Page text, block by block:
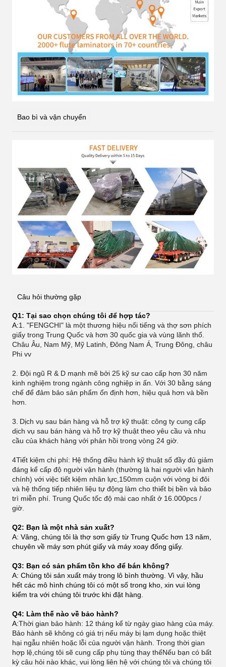
Bao bì và vận chuyển
Câu hỏi thường gặp
Q1: Tại sao chọn chúng tôi để hợp tác?
A:1. "FENGCHI" là một thương hiệu nổi tiếng và thợ sơn phích
giấy trong Trung Quốc và hơn 30 quốc gia và vùng lãnh thổ.
Châu Âu, Nam Mỹ, Mỹ Latinh, Đông Nam Á, Trung Đông, châu
Phi vv
2. Đội ngũ R & D mạnh mẽ bởi 25 kỹ sư cao cấp hơn 30 năm
kinh nghiệm trong ngành công nghiệp in ấn. Với 30 bằng sáng
chế để đảm bảo sản phẩm ổn định hơn, hiệu quả hơn và bền
hơn.
3. Dịch vụ sau bán hàng và hỗ trợ kỹ thuật: công ty cung cấp
dịch vụ sau bán hàng và hỗ trợ kỹ thuật theo yêu cầu và nhu
cầu của khách hàng với phản hồi trong vòng 24 giờ.
4Tiết kiệm chi phí: Hệ thống điều hành kỹ thuật số đầy đủ giảm
đáng kể cấp độ người vận hành (thường là hai người vận hành
chính) với việc tiết kiệm nhân lực,150mm cuộn với vòng bi đôi
và hệ thống tiếp nhiên liệu tự động làm cho thiết bị bền và bảo
trì miễn phí. Trung Quốc tốc độ mài cao nhất ở 16.000pcs /
giờ.
Q2: Bạn là một nhà sản xuất?
A: Vâng, chúng tôi là thợ sơn giấy từ Trung Quốc hơn 13 năm,
chuyên về máy sơn phút giấy và máy xoay đống giấy.
Q3: Bạn có sản phẩm tồn kho để bán không?
A: Chúng tôi sản xuất máy trong lô bình thường. Vì vậy, hầu
hết các mô hình chúng tôi có một số trong kho, xin vui lòng
kiểm tra với chúng tôi trước khi đặt hàng.
Q4: Làm thế nào về bảo hành?
A:Thời gian bảo hành: 12 tháng kể từ ngày giao hàng của máy.
Bảo hành sẽ không có giá trị nếu máy bị lạm dụng hoặc thiệt
hại ngẫu nhiên hoặc lỗi của người vận hành. Trong thời gian
hợp lệ,chúng tôi sẽ cung cấp phụ tùng thay thếNếu bạn có bất
kỳ câu hỏi nào khác, vui lòng liên hệ với chúng tôi và chúng tôi